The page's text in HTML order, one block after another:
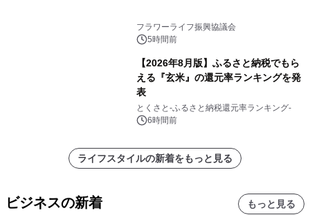
フラワーライフ振興協議会
5時間前
【2026年8月版】ふるさと納税でもら
える『玄米』の還元率ランキングを発
表
とくさと-ふるさと納税還元率ランキング-
6時間前
ライフスタイルの新着をもっと見る
ビジネスの新着 もっと見る